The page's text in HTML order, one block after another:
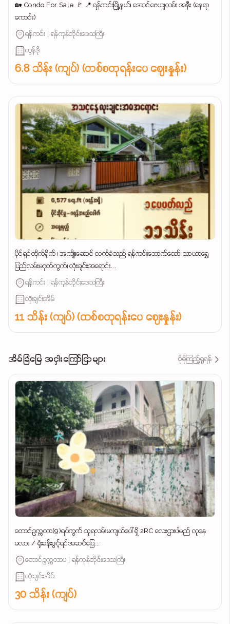
🏡 Condo For Sale 🚩 📍 ရန်ကင်းမြို့နယ်၊ အောင်ဇေယျလမ်း အနီး (နေရာ
ကောင်း)
ရန်ကင်း | ရန်ကုန်တိုင်းဒေသကြီး
ကွန်ဒို
6.8 သိန်း (ကျပ်) (တစ်စတုရန်းပေ ဈေးနှုန်း)
ပိုင်ရှင်တိုက်ရိုက် ၊ အကျိုးဆောင် လက်ခံသည် ရန်ကင်းဘောက်ထော်၊ သာယာရွှေ
ပြည်လမ်းမဂုတ်ကွက်၊ လုံးချင်းအရောင်း...
ရန်ကင်း | ရန်ကုန်တိုင်းဒေသကြီး
လုံးချင်းအိမ်
11 သိန်း (ကျပ်) (တစ်စတုရန်းပေ ဈေးနှုန်း)
အိမ်ခြံမြေ အငှါးကြော်ငြာများ ပိုမိုကြည့်ရှုရန်
တောင်ဥက္ကလာ(9)ရပ်ကွက် သူရလမ်းမကျယ်ပေါ် ရှိ 2RC လေးဌားပါမည် လူနေ
မလား / ရုံးခန်းဖွင့်ရင်အဆင်ပြေ...
တောင်ဥက္ကလာပ | ရန်ကုန်တိုင်းဒေသကြီး
လုံးချင်းအိမ်
30 သိန်း (ကျပ်)